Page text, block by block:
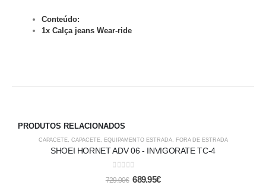
Conteúdo:
1x Calça jeans Wear-ride
PRODUTOS RELACIONADOS
CAPACETE, CAPACETE, EQUIPAMENTO ESTRADA, FORA DE ESTRADA
SHOEI HORNET ADV 06 - INVIGORATE TC-4
out of 5
729.00€ 689.95€